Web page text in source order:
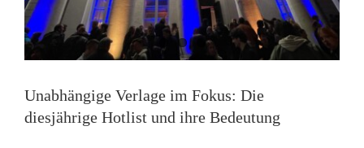
Unabhängige Verlage im Fokus: Die
diesjährige Hotlist und ihre Bedeutung